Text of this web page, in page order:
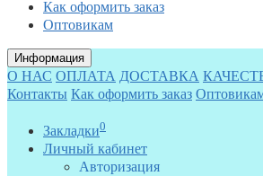
Как оформить заказ
Оптовикам
Информация
О НАС ОПЛАТА ДОСТАВКА
Контакты Как оформить заказ
Закладки0
Личный кабинет
Авторизация